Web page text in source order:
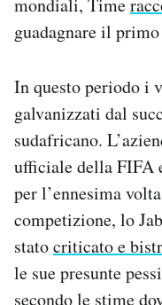
CALENDARIO
AREA PERSONALE
Area Personale
Notifiche mobile
Regala il Post
Hai bisogno di
Esci
guadagnare il
In questo periodo i
galvanizzati dal
sudafricano.
ufficiale della FIFA
per l’ennesima
competizione, lo
statocriticato e
le sue presunte
secondo le stime